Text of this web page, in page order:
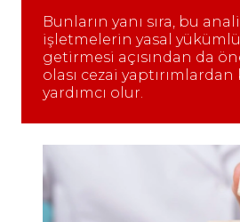
Bunların yanı sıra, bu
işletmelerin yasal
getirmesi açısından da
olası cezai yaptırımlardan
yardımcı olur.